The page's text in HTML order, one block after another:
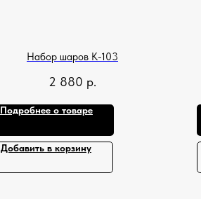
Набор шаров К-103
2 880 р.
Подробнее о товаре
Добавить в корзину